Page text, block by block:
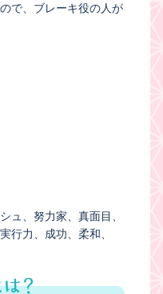
で、ブレーキ役の人が
ュ 努力家
真面目
実行力 成功
柔和